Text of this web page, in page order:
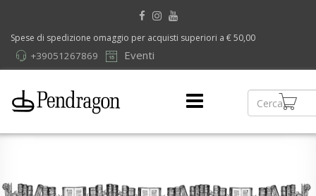
Spese di spedizione omaggio per acquisti superiori a € 50,00
Eventi
+39051267869